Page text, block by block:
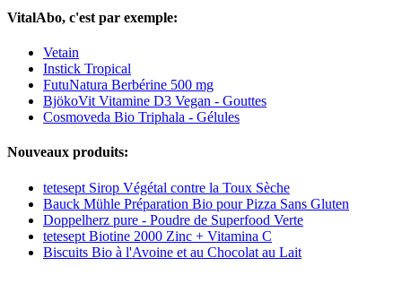
VitalAbo, c'est par exemple:
Vetain
Instick Tropical
FutuNatura Berbérine 500 mg
BjökoVit Vitamine D3 Vegan - Gouttes
Cosmoveda Bio Triphala - Gélules
Nouveaux produits:
tetesept Sirop Végétal contre la Toux Sèche
Bauck Mühle Préparation Bio pour Pizza Sans Gluten
Doppelherz pure - Poudre de Superfood Verte
tetesept Biotine 2000 Zinc + Vitamina C
Biscuits Bio à l'Avoine et au Chocolat au Lait